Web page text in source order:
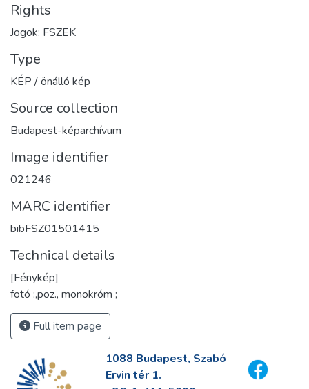
Rights
Jogok: FSZEK
Type
KÉP / önálló kép
Source collection
Budapest-képarchívum
Image identifier
021246
MARC identifier
bibFSZ01501415
Technical details
[Fénykép]
fotó :,poz., monokróm ;
Full item page
1088 Budapest, Szabó
Ervin tér 1.